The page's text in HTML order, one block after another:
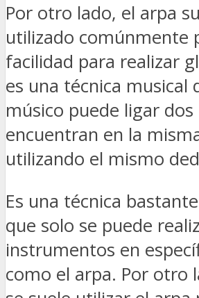
Por otro lado, el arpa
utilizado comúnmente
facilidad para realizar
es una técnica musical
músico puede ligar
encuentran en la
utilizando el mismo
Es una técnica
que solo se puede
instrumentos en
como el arpa. Por otro